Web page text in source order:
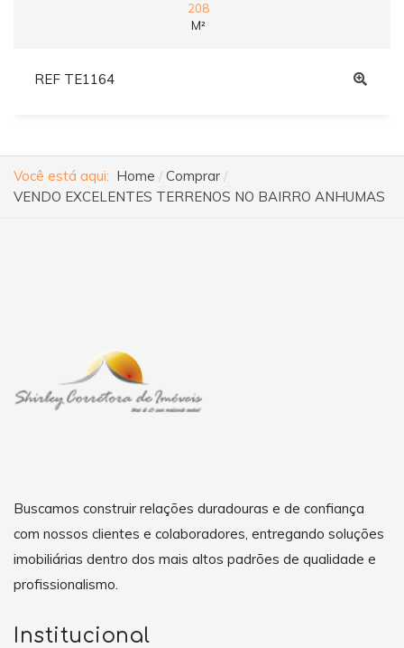
208
M²
REF TE1164
Você está aqui: Home
Comprar
VENDO EXCELENTES TERRENOS NO BAIRRO ANHUMAS
Buscamos construir relações duradouras e de confiança
com nossos clientes e colaboradores, entregando soluções
imobiliárias dentro dos mais altos padrões de qualidade e
profissionalismo.
Institucional